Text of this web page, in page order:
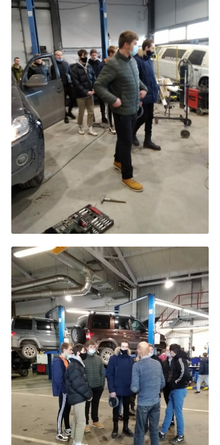
Образование
Образовательные стандарты и требования
Руководство
Педагогический состав
Материально-техническое обеспечение и
оснащенность образовательного процесса.
Доступная среда
Стипендии и меры поддержки обучающихся
Платные образовательные услуги
Финансово-хозяйственная деятельность
Вакантные места для приёма (перевода)
Международное сотрудничество
Организация питания в образовательной
организации
УЧЕБНАЯ РАБОТА
Расписание занятий
Локальные акты
ВОСПИТАТЕЛЬНАЯ РАБОТА
Безопасность на железной дороге
ГТО
Дополнительное образование
Информационная безопасность
Информация для детей-сирот
Памятные даты военной истории
Пожарная безопасность
Программа воспитания
Противодействие терроризму
Профилактическая работа
Работа педагога-психолога